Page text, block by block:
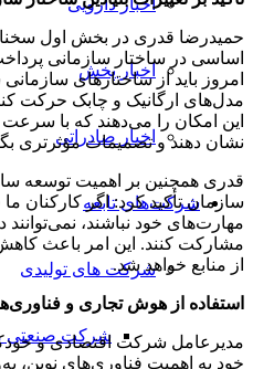
اخبار دارویی
اخبار پخش
اخبار صادراتی
شرکت‌های تابعه
شرکت های تولیدی
شرکت صنعتی
حمیدرضا قدری در بخش اول
اساسی در ساختار سازمانی
امروز باید از ساختارهای
مدل‌های ارگانیک و چابک حرکت
این امکان را می‌دهند که با
نشان دهند و تصمیمات مؤثرتری
قدری همچنین بر اهمیت توسعه
سازمان تأکید کرد: اگر کارکنان
مهارت‌های خود نباشند،
مشارکت کنند. این امر باعث
از منابع خواهد شد.
استفاده از هوش تجاری و
مدیرعامل شرکت اقتصادی و
خود به اهمیت فناوری‌های نوین،